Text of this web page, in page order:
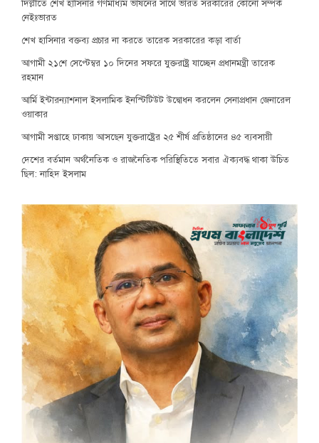
দিল্লীতে শেখ হাসিনার গণমাধ্যম ভাষনের সাথে ভারত সরকারের কোনো সম্পর্ক
নেইঃভারত
শেখ হাসিনার বক্তব্য প্রচার না করতে তারেক সরকারের কড়া বার্তা
আগামী ২১শে সেপ্টেম্বর ১০ দিনের সফরে যুক্তরাষ্ট্র যাচ্ছেন প্রধানমন্ত্রী তারেক
রহমান
আর্মি ইন্টারন্যাশনাল ইসলামিক ইনস্টিটিউট উদ্বোধন করলেন সেনাপ্রধান জেনারেল
ওয়াকার
আগামী সপ্তাহে ঢাকায় আসছেন যুক্তরাষ্ট্রের ২৫ শীর্ষ প্রতিষ্ঠানের ৪৫ ব্যবসায়ী
দেশের বর্তমান অর্থনৈতিক ও রাজনৈতিক পরিস্থিতিতে সবার ঐক্যবদ্ধ থাকা উচিত
ছিল: নাহিদ ইসলাম